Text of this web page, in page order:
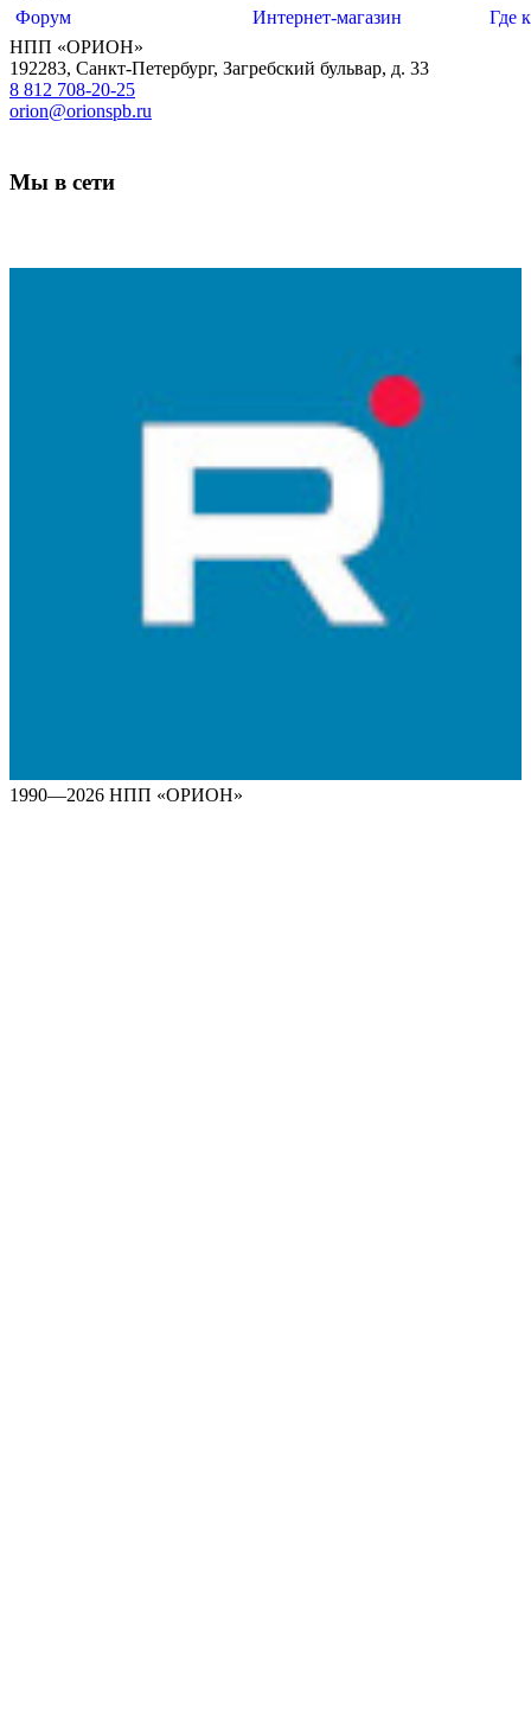
Форум
Интернет-магазин
Где
НПП «ОРИОН»
192283, Санкт-Петербург, Загребский бульвар, д. 33
8 812 708-20-25
orion@orionspb.ru
Мы в сети
1990—2026 НПП «ОРИОН»